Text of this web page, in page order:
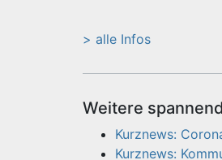
> alle Infos
Weitere
Kurznews:
Kurznews: